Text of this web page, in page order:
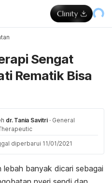
Sengat
Rematik Bisa
dr. Tania Savitri · General
diperbarui 11/01/2021
lebah banyak dicari sebagai